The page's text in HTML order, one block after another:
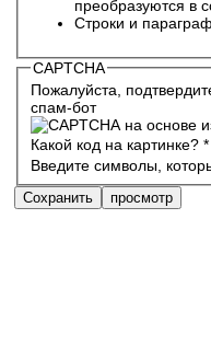
преобразуются в
Строки и
CAPTCHA
Пожалуйста,
спам-бот
Какой код на картинке? *
Введите символы,